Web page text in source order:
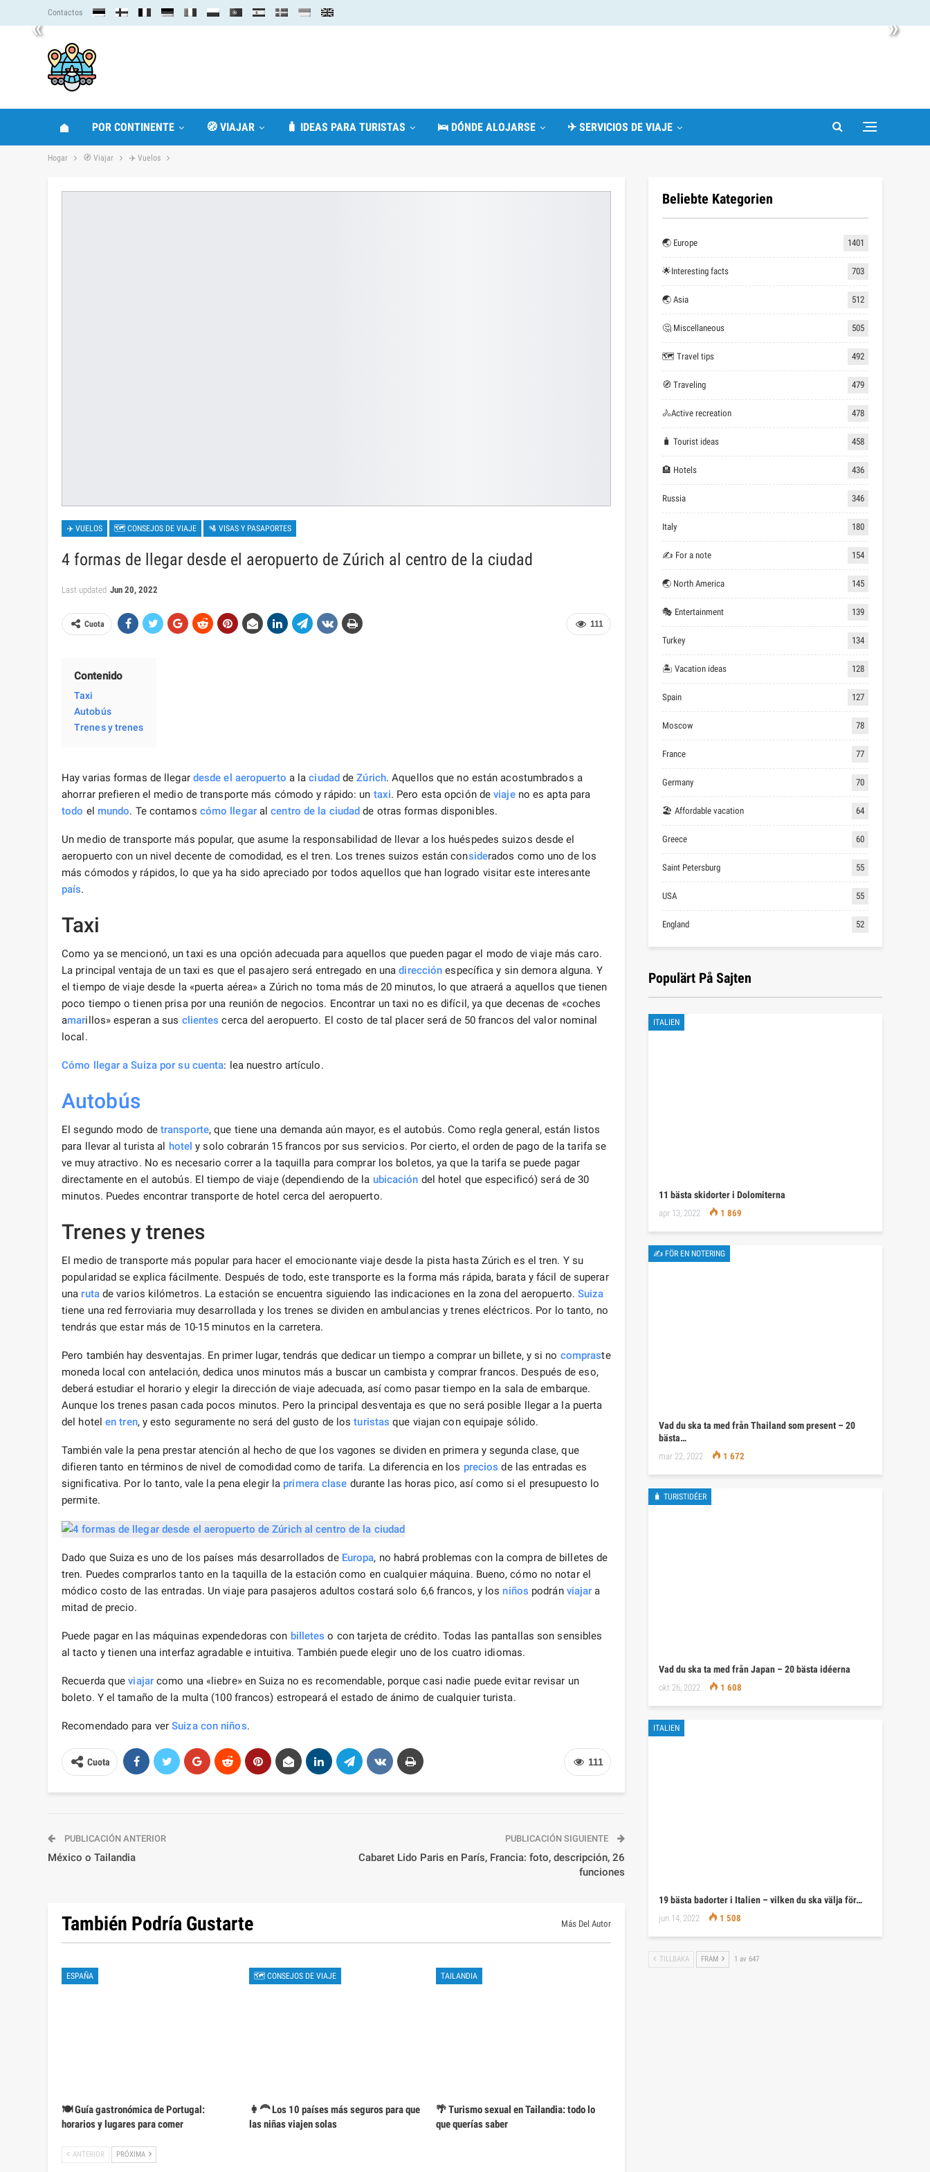
« »
Contactos
POR CONTINENTE 🧭 VIAJAR 🧳 IDEAS PARA TURISTAS 🛌 DÓNDE ALOJARSE ✈ SERVICIOS DE VIAJE
Hogar 🧭 Viajar ✈️ Vuelos
✈️ VUELOS 🗺 CONSEJOS DE VIAJE 🛂 VISAS Y PASAPORTES
4 formas de llegar desde el aeropuerto de Zúrich al centro de la ciudad
Last updated Jun 20, 2022
111
Cuota
Contenido
Taxi
Autobús
Trenes y trenes
Hay varias formas de llegar desde el aeropuerto a laciudaddeZúrich. Aquellos que no están acostumbrados a
ahorrar prefieren el medio de transporte más cómodo y rápido: un taxi. Pero esta opción deviajeno es apta para
todo el mundo. Te contamos cómo llegaralcentro de la ciudad de otras formas disponibles.
Un medio de transporte más popular, que asume la responsabilidad de llevar a los huéspedes suizos desde el
aeropuerto con un nivel decente de comodidad, es el tren. Los trenes suizos están considerados como uno de los
más cómodos y rápidos, lo que ya ha sido apreciado por todos aquellos que han logrado visitar este interesante
país.
Taxi
Como ya se mencionó, un taxi es una opción adecuada para aquellos que pueden pagar el modo de viaje más caro.
La principal ventaja de un taxi es que el pasajero será entregado en unadirección específica y sin demora alguna. Y
el tiempo de viaje desde la «puerta aérea» a Zúrich no toma más de 20 minutos, lo que atraerá a aquellos que tienen
poco tiempo o tienen prisa por una reunión de negocios. Encontrar un taxi no es difícil, ya que decenas de «coches
amarillos» esperan a sus clientes cerca del aeropuerto. El costo de tal placer será de 50 francos del valor nominal
local.
Cómo llegar a Suiza por su cuenta: lea nuestro artículo.
Autobús
El segundo modo de transporte, que tiene una demanda aún mayor, es el autobús. Como regla general, están listos
para llevar al turista al hotel y solo cobrarán 15 francos por sus servicios. Por cierto, el orden de pago de la tarifa se
ve muy atractivo. No es necesario correr a la taquilla para comprar los boletos, ya que la tarifa se puede pagar
directamente en el autobús. El tiempo de viaje (dependiendo de la ubicación del hotel que especificó) será de 30
minutos. Puedes encontrar transporte de hotel cerca del aeropuerto.
Trenes y trenes
El medio de transporte más popular para hacer el emocionante viaje desde la pista hasta Zúrich es el tren. Y su
popularidad se explica fácilmente. Después de todo, este transporte es la forma más rápida, barata y fácil de superar
una rutade varios kilómetros. La estación se encuentra siguiendo las indicaciones en la zona del aeropuerto.Suiza
tiene una red ferroviaria muy desarrollada y los trenes se dividen en ambulancias y trenes eléctricos. Por lo tanto, no
tendrás que estar más de 10-15 minutos en la carretera.
Pero también hay desventajas. En primer lugar, tendrás que dedicar un tiempo a comprar un billete, y si no compraste
moneda local con antelación, dedica unos minutos más a buscar un cambista y comprar francos. Después de eso,
deberá estudiar el horario y elegir la dirección de viaje adecuada, así como pasar tiempo en la sala de embarque.
Aunque los trenes pasan cada pocos minutos. Pero la principal desventaja es que no será posible llegar a la puerta
del hotel en tren, y esto seguramente no será del gusto de losturistas que viajan con equipaje sólido.
También vale la pena prestar atención al hecho de que los vagones se dividen en primera y segunda clase, que
difieren tanto en términos de nivel de comodidad como de tarifa. La diferencia en los precios de las entradas es
significativa. Por lo tanto, vale la pena elegir la primera clase durante las horas pico, así como si el presupuesto lo
permite.
Dado que Suiza es uno de los países más desarrollados de Europa, no habrá problemas con la compra de billetes de
tren. Puedes comprarlos tanto en la taquilla de la estación como en cualquier máquina. Bueno, cómo no notar el
módico costo de las entradas. Un viaje para pasajeros adultos costará solo 6,6 francos, y los niños podrán viajar a
mitad de precio.
Puede pagar en las máquinas expendedoras con billetes o con tarjeta de crédito. Todas las pantallas son sensibles
al tacto y tienen una interfaz agradable e intuitiva. También puede elegir uno de los cuatro idiomas.
Recuerda queviajarcomo una «liebre» en Suiza no es recomendable, porque casi nadie puede evitar revisar un
boleto. Y el tamaño de la multa (100 francos) estropeará el estado de ánimo de cualquier turista.
Recomendado para verSuiza con niños.
111
Cuota
PUBLICACIÓN ANTERIOR
México o Tailandia
PUBLICACIÓN SIGUIENTE
Cabaret Lido Paris en París, Francia: foto, descripción, 26
funciones
También Podría Gustarte Más Del Autor
ESPAÑA
🍽️ Guía gastronómica de Portugal:
horarios y lugares para comer
🗺 CONSEJOS DE VIAJE
👩‍🦰 Los 10 países más seguros para que
las niñas viajen solas
TAILANDIA
🌴 Turismo sexual en Tailandia: todo lo
que querías saber
ANTERIOR PRÓXIMA
Beliebte Kategorien
🌏 Europe 1401
🌟Interesting facts 703
🌏 Asia 512
🤔 Miscellaneous 505
🗺 Travel tips 492
🧭 Traveling 479
🚴Active recreation 478
🧳 Tourist ideas 458
🏨 Hotels 436
Russia 346
Italy 180
✍ For a note 154
🌏 North America 145
🎭 Entertainment 139
Turkey 134
🏝 Vacation ideas 128
Spain 127
Moscow 78
France 77
Germany 70
🏖 Affordable vacation 64
Greece 60
Saint Petersburg 55
USA 55
England 52
Populärt På Sajten
ITALIEN
11 bästa skidorter i Dolomiterna
apr 13, 2022 1 869
✍ FÖR EN NOTERING
Vad du ska ta med från Thailand som present – 20
bästa…
mar 22, 2022 1 672
🧳 TURISTIDÉER
Vad du ska ta med från Japan – 20 bästa idéerna
okt 26, 2022 1 608
ITALIEN
19 bästa badorter i Italien – vilken du ska välja för…
jun 14, 2022 1 508
TILLBAKA FRAM 1 av 647